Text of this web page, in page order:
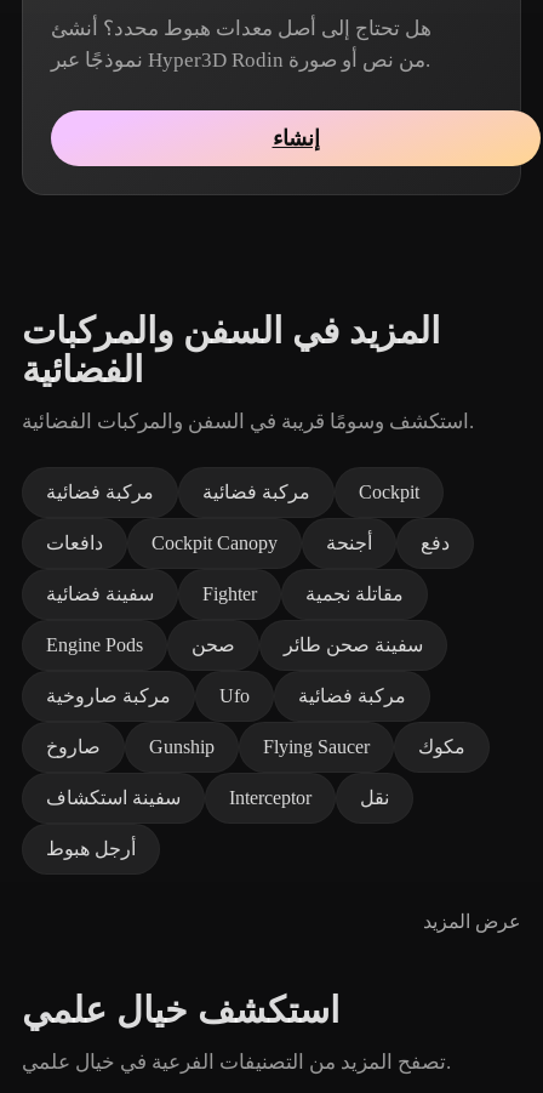
هل تحتاج إلى أصل معدات هبوط محدد؟ أنشئ
نموذجًا عبر Hyper3D Rodin من نص أو صورة.
إنشاء
المزيد في السفن والمركبات
الفضائية
استكشف وسومًا قريبة في السفن والمركبات الفضائية.
مركبة فضائية مركبة فضائية Cockpit
دافعات Cockpit Canopy أجنحة دفع
سفينة فضائية Fighter مقاتلة نجمية
Engine Pods صحن سفينة صحن طائر
مركبة صاروخية Ufo مركبة فضائية
صاروخ Gunship Flying Saucer مكوك
سفينة استكشاف Interceptor نقل
أرجل هبوط
عرض المزيد
استكشف خيال علمي
تصفح المزيد من التصنيفات الفرعية في خيال علمي.